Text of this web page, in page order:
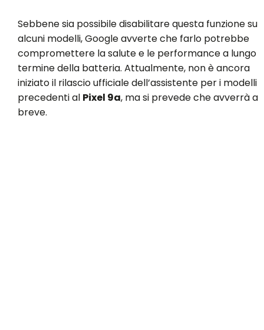
Sebbene sia possibile disabilitare questa funzione su
alcuni modelli, Google avverte che farlo potrebbe
compromettere la salute e le performance a lungo
termine della batteria. Attualmente, non è ancora
iniziato il rilascio ufficiale dell’assistente per i modelli
precedenti al Pixel 9a, ma si prevede che avverrà a
breve.